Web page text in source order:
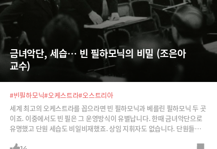
금녀악단, 세습… 빈 필하모닉의 비밀 (조은아
교수)
#빈필하모닉#오케스트라#오스트리아
세계 최고의 오케스트라를 꼽으라면 빈 필하모닉과 베를린 필하모닉 두 곳
이죠. 이중에서도 빈 필은 그 운영방식이 유별납니다. 한때 금녀악단으로
유명했고 단원 세습도 비일비재했죠. 상임 지휘자도 없습니다. 단원들이